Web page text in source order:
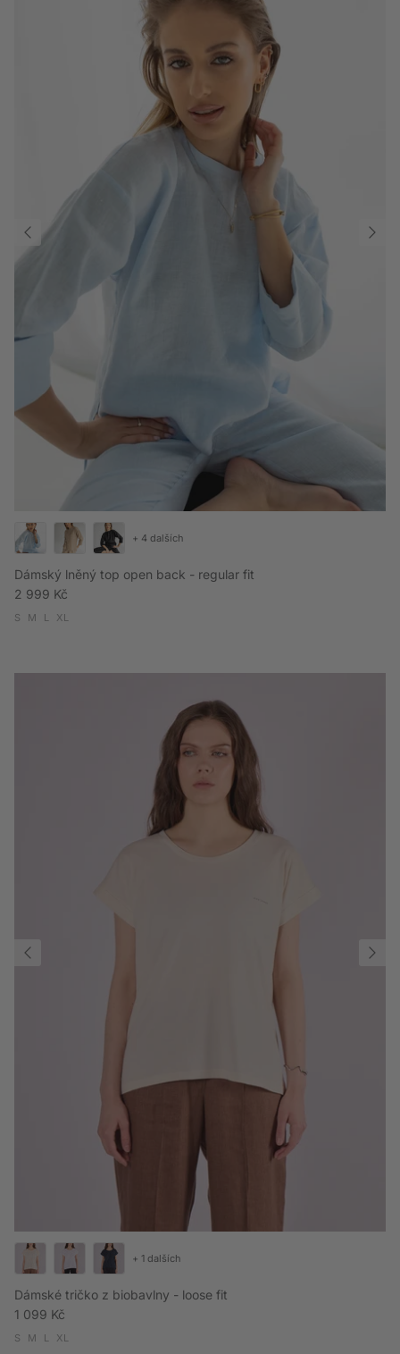
Dámský lněný top open back - regular fit
Běžná cena
2 999 Kč
S M L XL
+ 4 dalších
Dámské tričko z biobavlny - loose fit
Běžná cena
1 099 Kč
S M L XL
+ 1 dalších